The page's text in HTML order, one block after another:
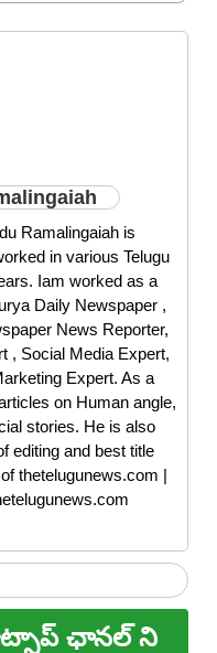
Ramalingaiah is
in various Telugu
Iam worked as a
Daily Newspaper ,
News Reporter,
, Social Media Expert,
Expert. As a
on Human angle,
stories. He is also
editing and best title
thetelugunews.com |
ఛానల్ ని